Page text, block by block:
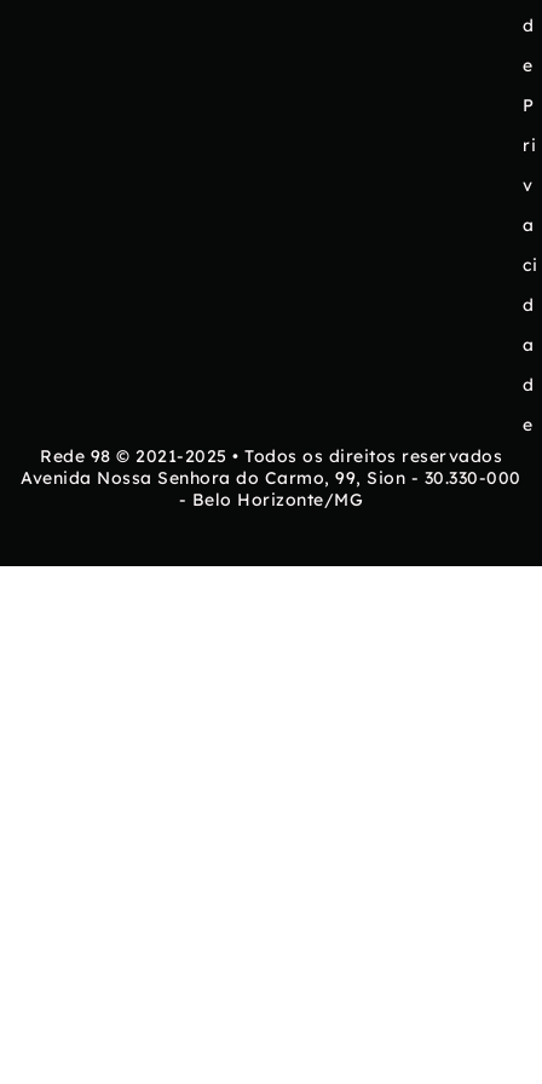
d
e
P
ri
v
a
ci
d
a
d
e
Rede 98 © 2021-2025 • Todos os direitos reservados
Avenida Nossa Senhora do Carmo, 99, Sion - 30.330-000
- Belo Horizonte/MG